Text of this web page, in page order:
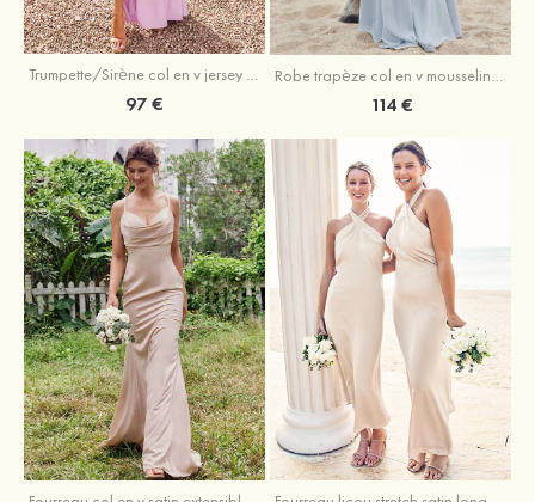
Trumpette/Sirène col en v jersey ras du sol robe de demoiselle d'honneur
97 €
Robe trapèze col en v mousseline ras du sol robe de demoiselle d'honneur
114 €